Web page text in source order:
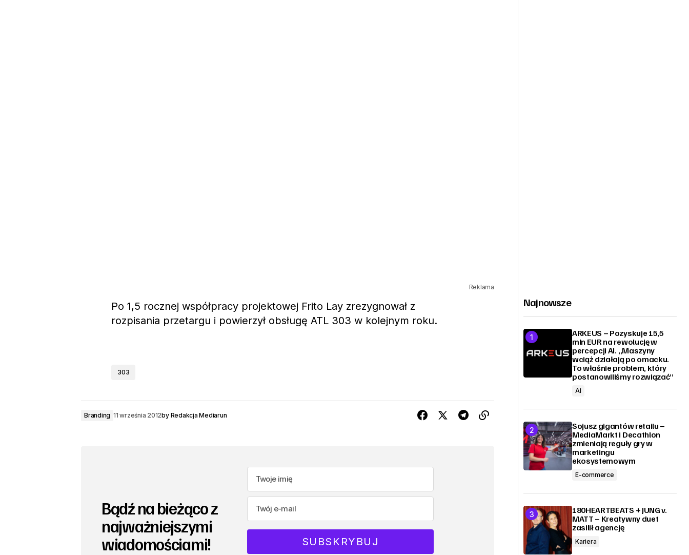
Reklama
Po 1,5 rocznej współpracy projektowej Frito Lay zrezygnował z
rozpisania przetargu i powierzył obsługę ATL 303 w kolejnym roku.
303
Branding 11 września 2012by Redakcja Mediarun
Bądź na bieżąco z
najważniejszymi
wiadomościami!
Najnowsze
ARKEUS – Pozyskuje 15,5
mln EUR na rewolucję w
percepcji AI. „Maszyny
wciąż działają po omacku.
To właśnie problem, który
postanowiliśmy rozwiązać”
AI
Sojusz gigantów retailu –
MediaMarkt i Decathlon
zmieniają reguły gry w
marketingu
ekosystemowym
E-commerce
180HEARTBEATS + JUNG v.
MATT – Kreatywny duet
zasilił agencję
Kariera